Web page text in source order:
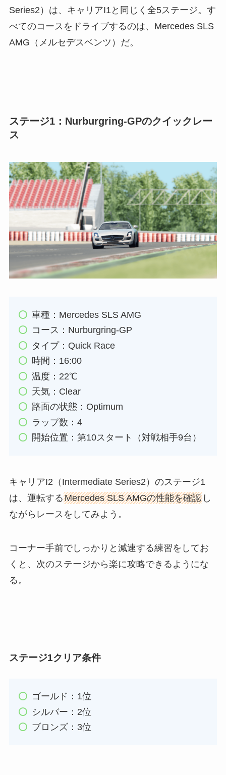
Series2）は、キャリアI1と同じく全5ステージ。す
べてのコースをドライブするのは、Mercedes SLS
AMG（メルセデスベンツ）だ。
ステージ1：Nurburgring-GPのクイックレー
ス
車種：Mercedes SLS AMG
コース：Nurburgring-GP
タイプ：Quick Race
時間：16:00
温度：22℃
天気：Clear
路面の状態：Optimum
ラップ数：4
開始位置：第10スタート（対戦相手9台）
キャリアI2（Intermediate Series2）のステージ1
は、運転するMercedes SLS AMGの性能を確認し
ながらレースをしてみよう。
コーナー手前でしっかりと減速する練習をしてお
くと、次のステージから楽に攻略できるようにな
る。
ステージ1クリア条件
ゴールド：1位
シルバー：2位
ブロンズ：3位